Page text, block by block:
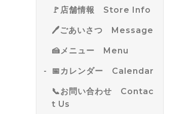
🚩店舗情報 Store Info
🖊ごあいさつ Message
🍰メニュー Menu
📅カレンダー Calendar
📞お問い合わせ Contac
t Us